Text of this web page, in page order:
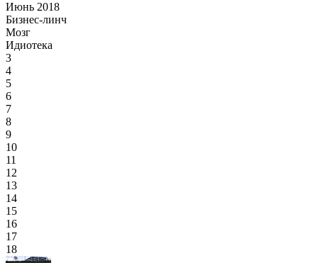
Июнь 2018
Бизнес-линч
Мозг
Идиотека
3
4
5
6
7
8
9
10
11
12
13
14
15
16
17
18